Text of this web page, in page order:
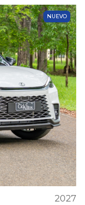
NUEVO
2027